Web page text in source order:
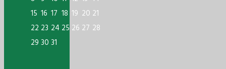
15 16 17 18 19 20 21
22 23 24 25 26 27 28
29 30 31